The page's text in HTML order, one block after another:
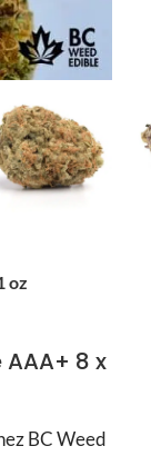
oz
8 x
BC Weed